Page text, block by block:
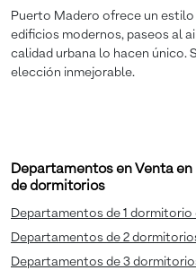
Puerto Madero ofrece un
edificios modernos, paseos al
calidad urbana lo hacen único.
elección inmejorable.
Departamentos en Venta
de dormitorios
Departamentos de 1
Departamentos de 2
Departamentos de 3